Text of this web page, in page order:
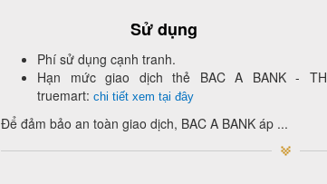
Sử dụng
Phí sử dụng cạnh tranh.​
Hạn mức giao dịch thẻ BAC A BANK - TH
truemart: chi tiết xem tại đây
Để đảm bảo an toàn giao dịch, BAC A BANK áp ...